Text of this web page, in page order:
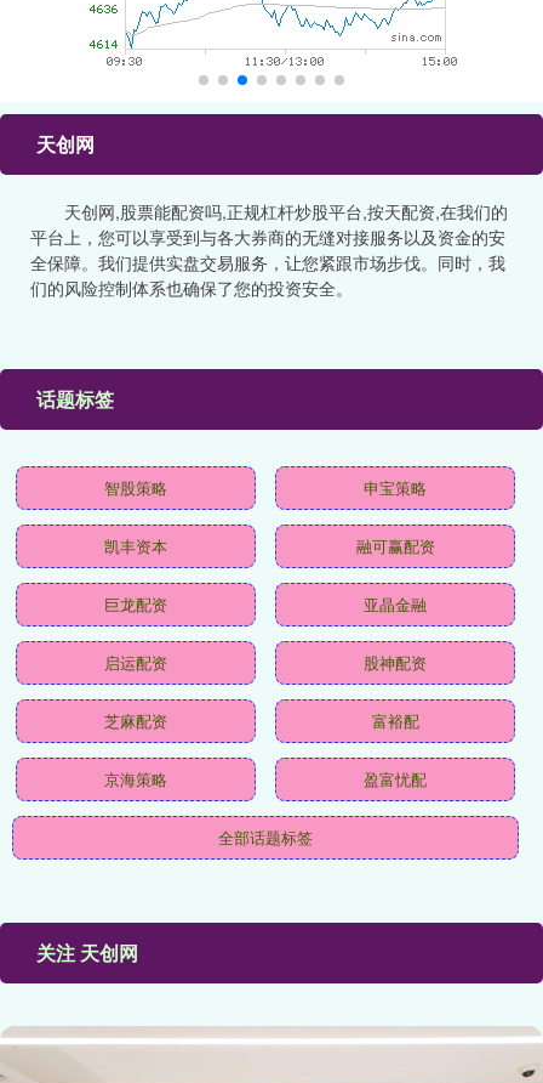
天创网
天创网,股票能配资吗,正规杠杆炒股平台,按天配资,在我们的
平台上，您可以享受到与各大券商的无缝对接服务以及资金的安
全保障。我们提供实盘交易服务，让您紧跟市场步伐。同时，我
们的风险控制体系也确保了您的投资安全。
话题标签
智股策略 申宝策略
凯丰资本 融可赢配资
巨龙配资 亚晶金融
启运配资 股神配资
芝麻配资 富裕配
京海策略 盈富忧配
全部话题标签
关注 天创网